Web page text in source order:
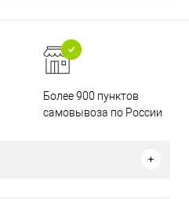
Более 900 пунктов
самовывоза по России